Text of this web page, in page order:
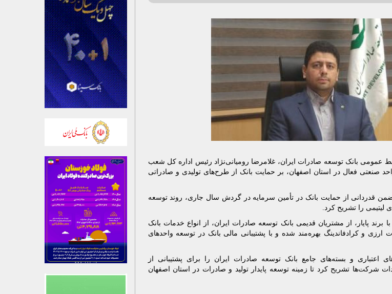
عمومی بانک توسعه صادرات ایران، غلامرضا رومیانی‌نژاد رئیس اداره کل شعب
واحد صنعتی فعال در استان اصفهان، بر حمایت بانک از طرح‌های تولیدی و صادراتی
قدردانی از حمایت بانک در تأمین سرمایه در گردش سال جاری، روند توسعه
لیتیمی را تشریح کرد.
پایار، از مشتریان قدیمی بانک توسعه صادرات ایران، از انواع خدمات بانک
ارزی و کرادفاندینگ بهره‌مند شده و با پشتیبانی مالی بانک در توسعه واحدهای
اعتباری و بسته‌های جامع بانک توسعه صادرات ایران را برای پشتیبانی از
شرکت‌ها تشریح کرد تا زمینه توسعه پایدار تولید و صادرات در استان اصفهان